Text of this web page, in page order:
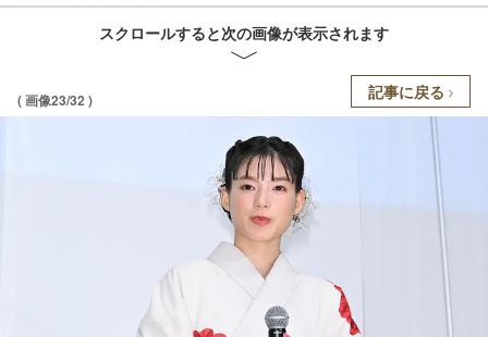
スクロールすると次の画像が表示されます
( 画像23/32 ) 記事に戻る